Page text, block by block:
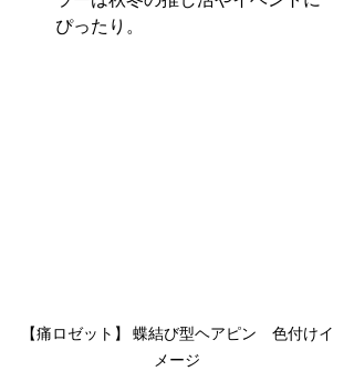
ぴったり。
【痛ロゼット】 蝶結び型ヘアピン　色付けイ
メージ